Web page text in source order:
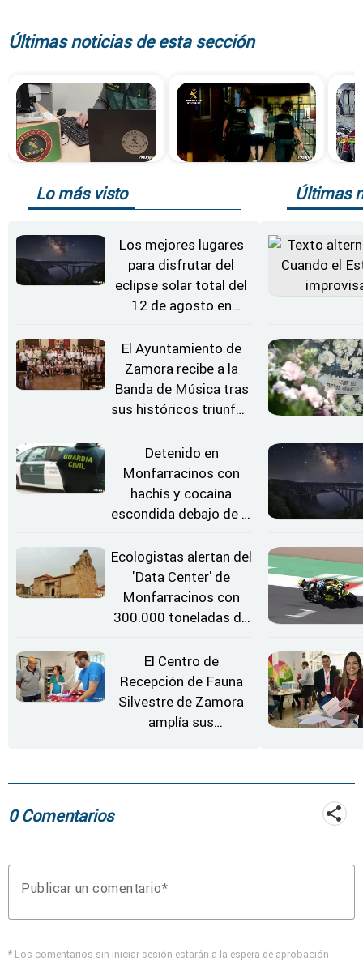
Últimas noticias de esta sección
Lo más visto
Los mejores lugares
para disfrutar del
eclipse solar total del
12 de agosto en
El Ayuntamiento de
Zamora recibe a la
Banda de Música tras
sus históricos triunfos
Detenido en
Monfarracinos con
hachís y cocaína
escondida debajo de la
coche
Ecologistas alertan del
'Data Center' de
Monfarracinos con
300.000 toneladas de
al año
El Centro de
Recepción de Fauna
Silvestre de Zamora
amplía sus
Últimas
0 Comentarios
Publicar un comentario
* Los comentarios sin iniciar sesión estarán a la espera de aprobación